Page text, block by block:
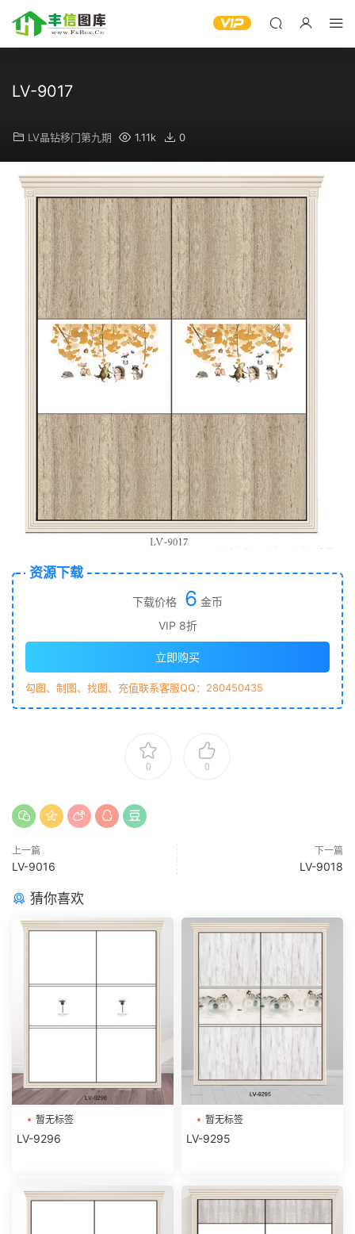
LV-9017
LV晶钻移门第九期 1.11k 0
资源下载
下载价格 6 金币
VIP 8折
立即购买
勾图、制图、找图、充值联系客服QQ：280450435
0 0
上一篇
LV-9016
下一篇
LV-9018
猜你喜欢
暂无标签
LV-9296
暂无标签
LV-9295